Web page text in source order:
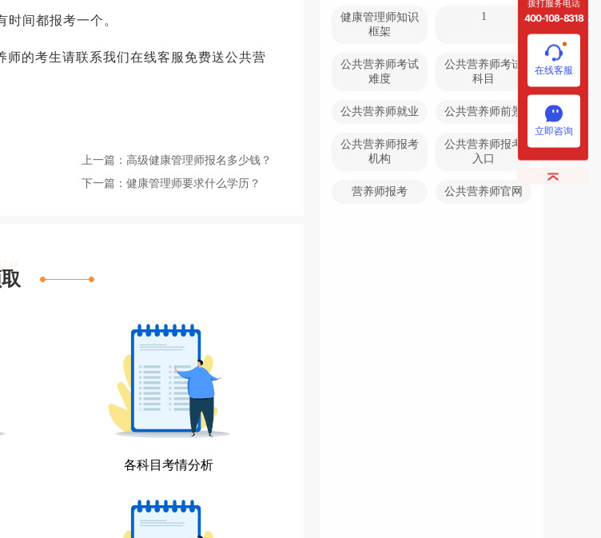
间都报考一个。
师的考生请联系我们在线客服免费送公共营
上一篇：高级健康管理师报名多少钱？
下一篇：健康管理师要求什么学历？
各科目考情分析
健康管理师知识
框架
1
公共营养师考试
难度
公共营养师考试
科目
公共营养师就业 公共营养师前景
公共营养师报考
机构
公共营养师报考
入口
营养师报考 公共营养师官网
拨打服务电话
400-108-8318
在线客服
立即咨询